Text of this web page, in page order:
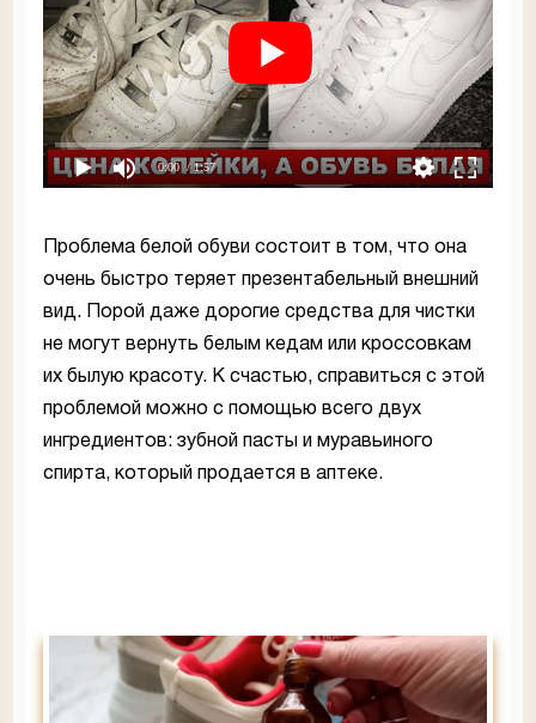
0:00 / 1:57
Проблема белой обуви состоит в том, что она
очень быстро теряет презентабельный внешний
вид. Порой даже дорогие средства для чистки
не могут вернуть белым кедам или кроссовкам
их былую красоту. К счастью, справиться с этой
проблемой можно с помощью всего двух
ингредиентов: зубной пасты и муравьиного
спирта, который продается в аптеке.